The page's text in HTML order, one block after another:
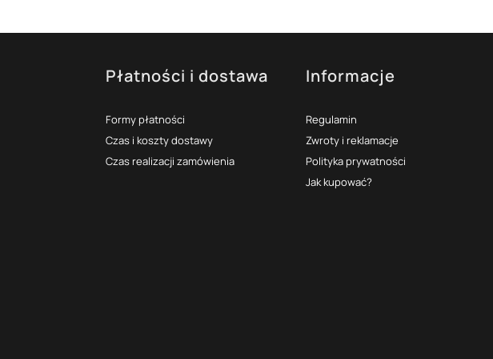
Płatności i dostawa
Formy płatności
Czas i koszty dostawy
Czas realizacji zamówienia
Informacje
Regulamin
Zwroty i reklamacje
Polityka prywatności
Jak kupować?